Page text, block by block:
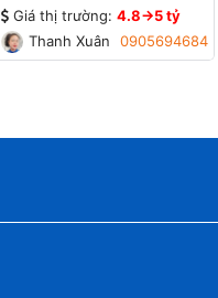
Giá thị trường: 4.8->5 tỷ
Thanh Xuân
0905694684